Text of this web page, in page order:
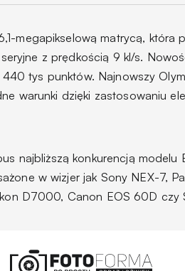
megapikselową matrycą, która
z prędkością 9 kl/s.
tys punktów. Najnowszy
warunki dzięki zastosowaniu
najbliższą konkurencją modelu
w wizjer jak Sony NEX-7,
D7000, Canon EOS 60D czy